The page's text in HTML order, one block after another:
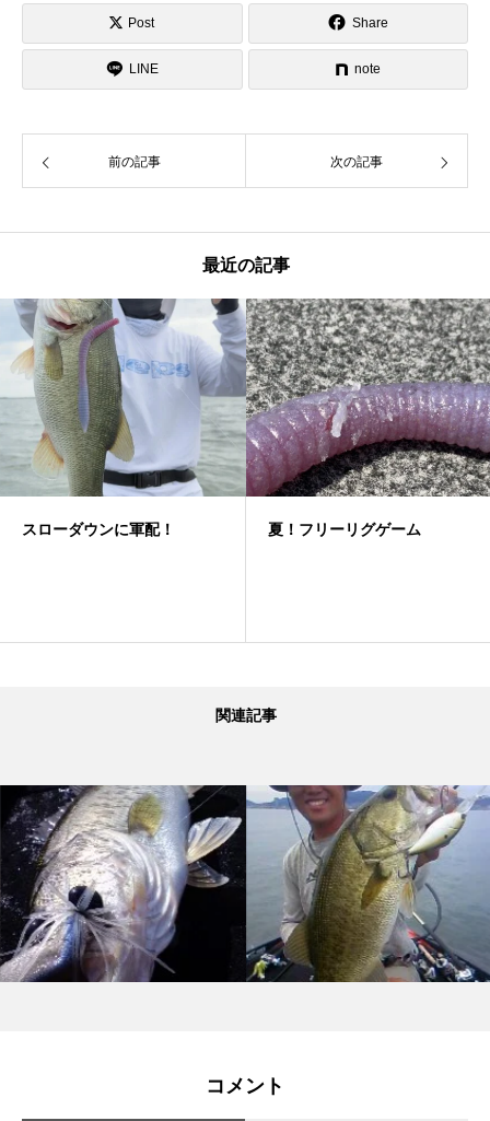
Post Share
LINE note
前の記事 次の記事
最近の記事
スローダウンに軍配！ 夏！フリーリグゲーム
関連記事
コメント